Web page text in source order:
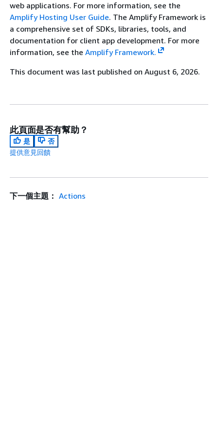
web applications. For more information, see the
Amplify Hosting User Guide. The Amplify Framework is
a comprehensive set of SDKs, libraries, tools, and
documentation for client app development. For more
information, see the Amplify Framework.
This document was last published on August 6, 2026.
此頁面是否有幫助？
是
否
提供意見回饋
下一個主題： Actions